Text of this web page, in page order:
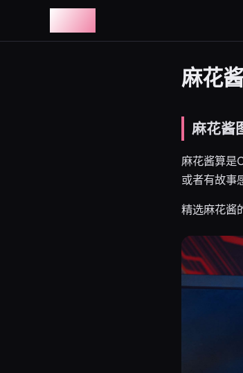
麻花
麻花酱
麻花酱算是
或者有故事
精选麻花酱